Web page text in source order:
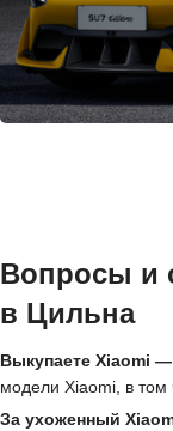
Вопросы и
в Цильна
Выкупаете Xiaomi —
модели Xiaomi, в том
За ухоженный